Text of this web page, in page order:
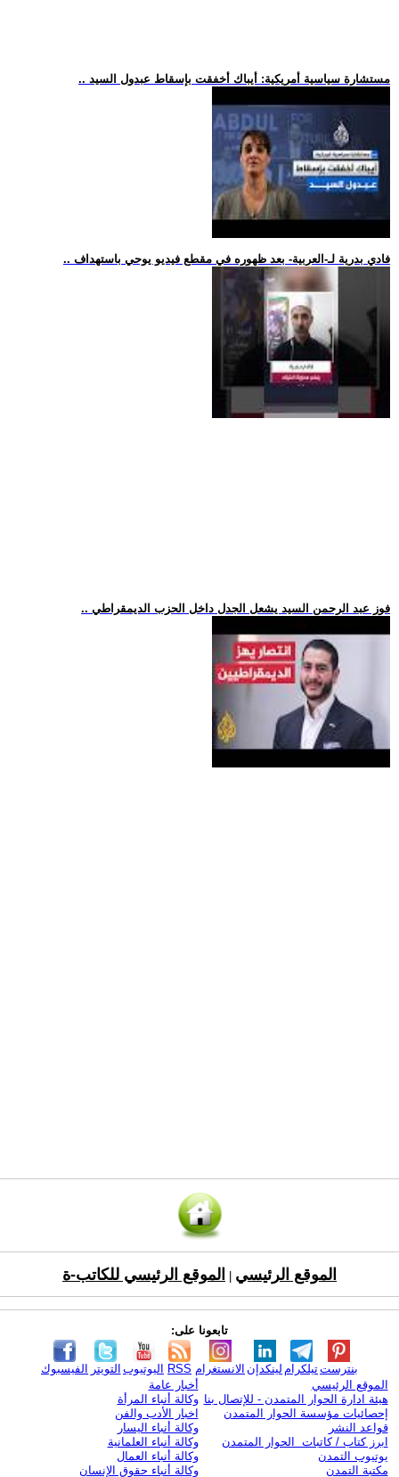
.. مستشارة سياسية أمريكية: أيباك أخفقت بإسقاط عبدول السيد
.. فادي بدرية لـ-العربية- بعد ظهوره في مقطع فيديو يوحي باستهداف
.. فوز عبد الرحمن السيد يشعل الجدل داخل الحزب الديمقراطي
الموقع الرئيسي الموقع الرئيسي للكاتب-ة
تابعونا على:
الفيسبوك التويتر اليوتيوب RSS الانستغرام لينكدإن تيلكرامبنترست
الموقع الرئيسي
هيئة ادارة الحوار المتمدن - للإتصال بنا
إحصائيات مؤسسة الحوار المتمدن
قواعد النشر
ابرز كتاب / كاتبات الحوار المتمدن
يوتيوب التمدن
مكتبة التمدن
أخبار عامة
وكالة أنباء المرأة
اخبار الأدب والفن
وكالة أنباء اليسار
وكالة أنباء العلمانية
وكالة أنباء العمال
وكالة أنباء حقوق الإنسان